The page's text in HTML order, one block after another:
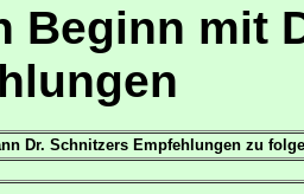
Beginn mit
Dr. Schnitzers Empfehlungen zu